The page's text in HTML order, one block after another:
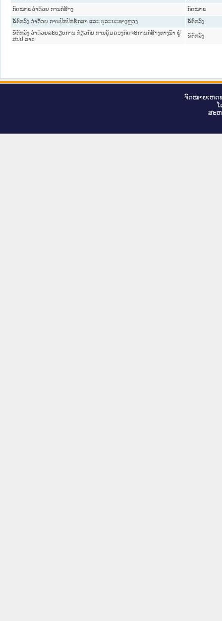
ກົດໝາຍວ່າດ້ວຍ ການກໍ່ສ້າງ ກົດໝາຍ
ຂໍ້ຕົກລົງ ວ່າດ້ວຍ ການປົກປັກຮັກສາ ແລະ ບູລະນະທາງຫຼວງ
ຂໍ້ຕົກລົງ
ຂໍ້ຕົກລົງ ວ່າດ້ວຍລະບຽບການ ກ່ຽວກັບ ການຄຸ້ມຄອງກິດຈະການກໍ່ສ້າງທາງນໍ້າ ຢູ່
ສປປ ລາວ
ຂໍ້ຕົກລົງ
ຈົດ​ໝາຍ​ເຫດ​
ສະ​ຫ